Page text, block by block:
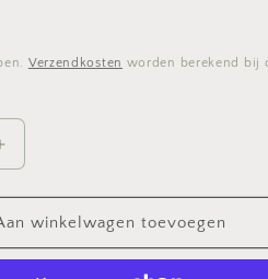
Verzendkosten worden berekend bij
Aantal
winkelwagen toevoegen